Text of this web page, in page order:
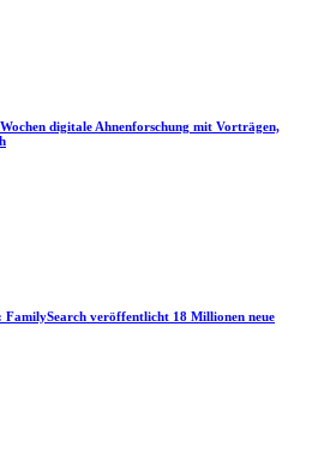
digitale Ahnenforschung mit Vorträgen,
FamilySearch veröffentlicht 18 Millionen neue